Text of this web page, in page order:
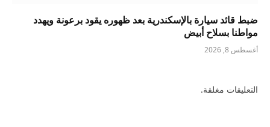
ضبط قائد سيارة بالإسكندرية بعد ظهوره يقود برعونة ويهدد
مواطنا بسلاح أبيض
أغسطس 8, 2026
التعليقات مغلقة.